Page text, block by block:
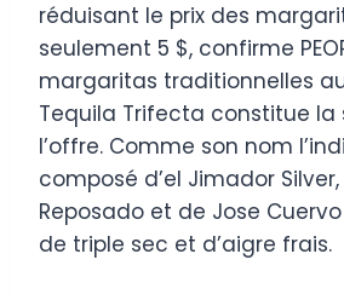
réduisant le prix des
seulement 5 $, confirme
margaritas traditionnelles
Tequila Trifecta constitue la
l’offre. Comme son nom
composé d’el Jimador Silver,
Reposado et de Jose
de triple sec et d’aigre frais.